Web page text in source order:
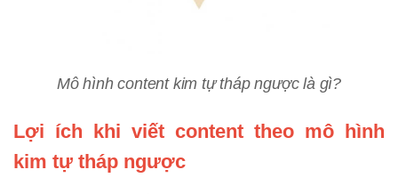
Mô hình content kim tự tháp ngược là gì?
Lợi ích khi viết content theo mô hình
kim tự tháp ngược